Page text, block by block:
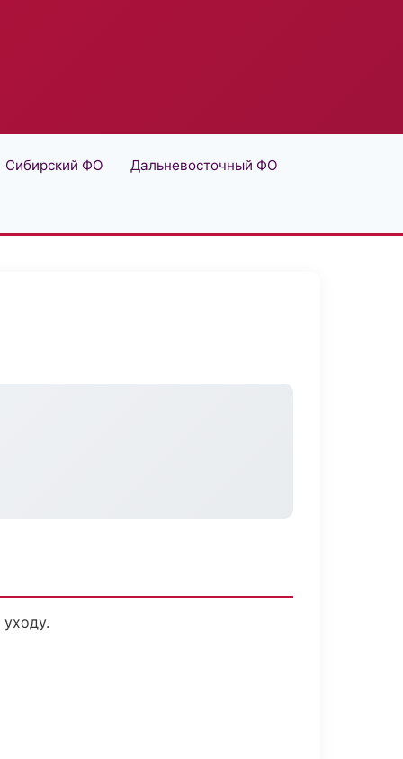
Сибирский ФО Дальневосточный ФО